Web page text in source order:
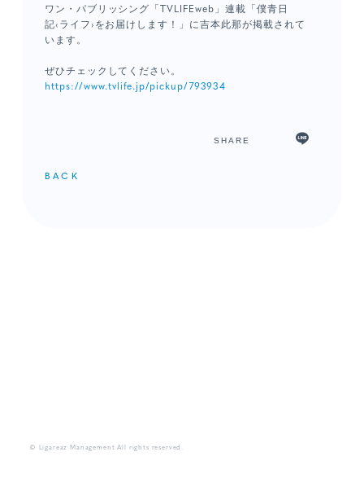
ワン・パブリッシング「TVLIFEweb」連載「僕青日
記‹ライフ›をお届けします！」に吉本此那が掲載されて
います。
ぜひチェックしてください。
https://www.tvlife.jp/pickup/793934
SHARE
BACK
© Ligareaz Management All rights reserved.